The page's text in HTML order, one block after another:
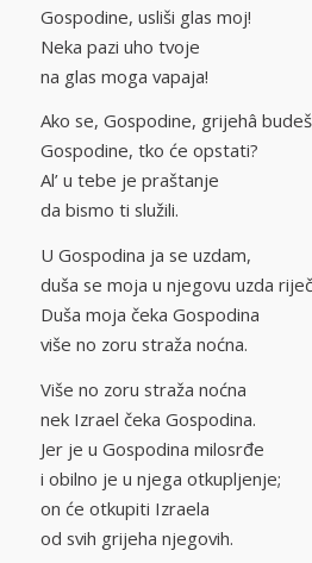
Gospodine, usliši glas moj!
Neka pazi uho tvoje
na glas moga vapaja!
Ako se, Gospodine, grijehâ
Gospodine, tko će opstati?
Al’ u tebe je praštanje
da bismo ti služili.
U Gospodina ja se uzdam,
duša se moja u njegovu uzda
Duša moja čeka Gospodina
više no zoru straža noćna.
Više no zoru straža noćna
nek Izrael čeka Gospodina.
Jer je u Gospodina milosrđe
i obilno je u njega otkupljenje;
on će otkupiti Izraela
od svih grijeha njegovih.